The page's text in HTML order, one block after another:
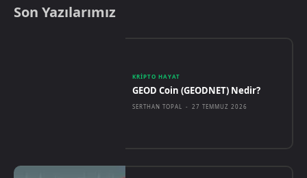
Son Yazılarımız
KRIPTO HAYAT
GEOD Coin (GEODNET) Nedir?
SERTHAN TOPAL - 27 TEMMUZ 2026